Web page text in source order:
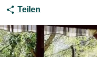
Teilen